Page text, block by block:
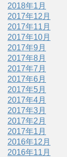
2018年1月
2017年12月
2017年11月
2017年10月
2017年9月
2017年8月
2017年7月
2017年6月
2017年5月
2017年4月
2017年3月
2017年2月
2017年1月
2016年12月
2016年11月